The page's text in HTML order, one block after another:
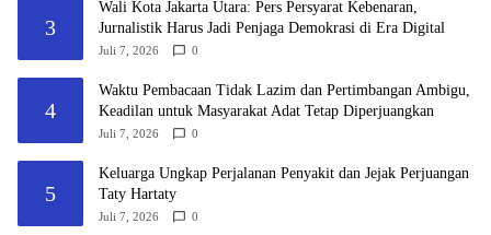
3
Wali Kota Jakarta Utara: Pers Persyarat Kebenaran,
Jurnalistik Harus Jadi Penjaga Demokrasi di Era Digital
Juli 7, 2026 0
4
Waktu Pembacaan Tidak Lazim dan Pertimbangan Ambigu,
Keadilan untuk Masyarakat Adat Tetap Diperjuangkan
Juli 7, 2026 0
5
Keluarga Ungkap Perjalanan Penyakit dan Jejak Perjuangan
Taty Hartaty
Juli 7, 2026 0